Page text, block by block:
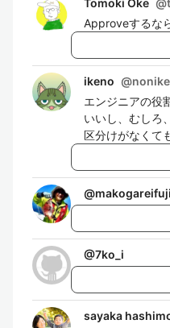
Tomoki Oke @
Approveするな
ikeno @
エンジニアの役
いいし、むしろ
区分けがなくて
@
@7ko_i
sayaka